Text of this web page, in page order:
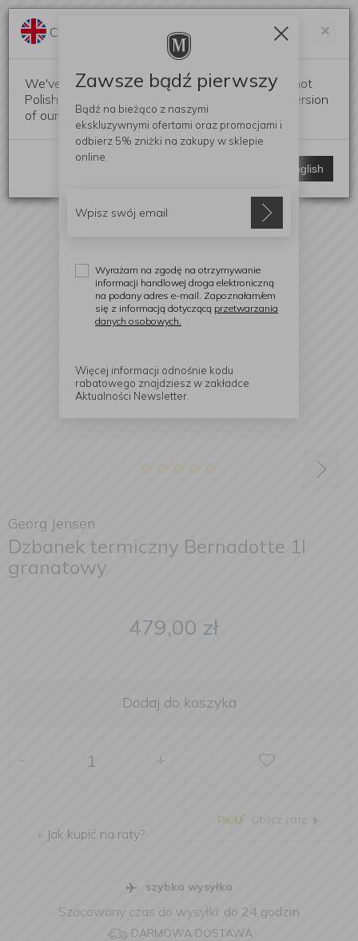
Georg Jensen
Dzbanek termiczny Bernadotte 1l
granatowy
479,00 zł
Dodaj do koszyka
+
» Jak kupić na raty?
szybka wysyłka
Szacowany czas do wysyłki: do 24 godzin
DARMOWA DOSTAWA
×
Change language?
We've detected that your browser language is not
Polish. Would you like to switch to the English version
of our website?
Switch to English
Zawsze bądź pierwszy
Bądź na bieżąco z naszymi
ekskluzywnymi ofertami oraz promocjami i
odbierz 5% zniżki na zakupy w sklepie
online.
Wyrażam na zgodę na otrzymywanie
informacji handlowej droga elektroniczną
na podany adres e-mail. Zapoznałam/em
się z informacją dotyczącą przetwarzania
danych osobowych.
Więcej informacji odnośnie kodu
rabatowego znajdziesz w zakładce
Aktualności Newsletter.